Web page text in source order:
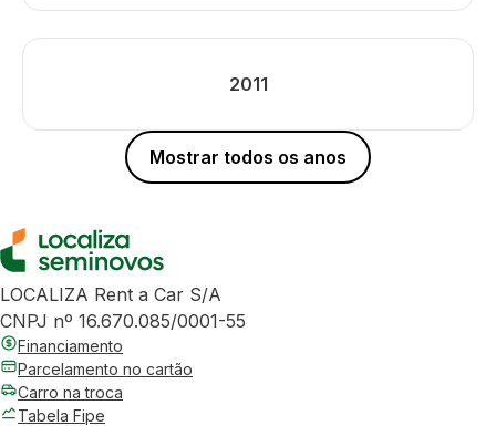
2011
Mostrar todos os anos
LOCALIZA Rent a Car S/A
CNPJ nº 16.670.085/0001-55
Financiamento
Parcelamento no cartão
Carro na troca
Tabela Fipe